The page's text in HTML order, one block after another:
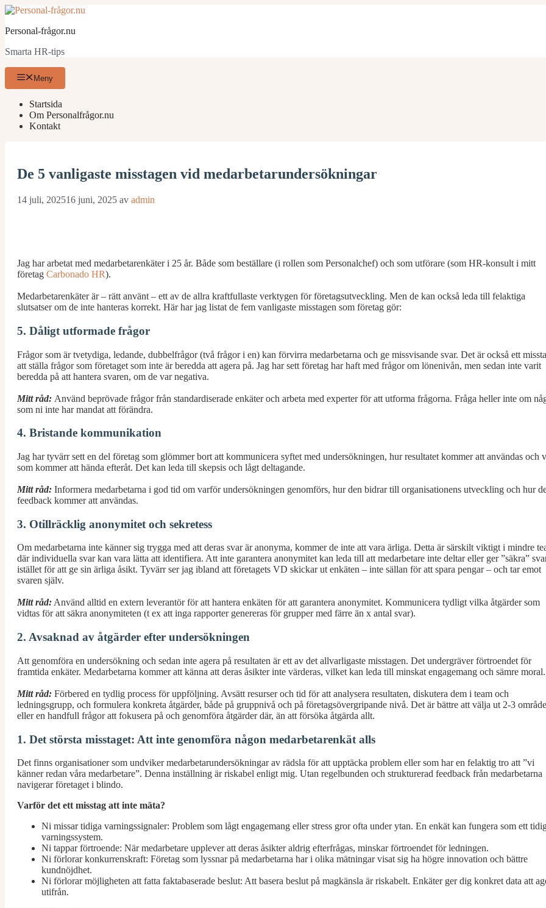
Hoppa
innehåll
Personal-frågor.nu
Smarta HR-tips
Meny
Startsida
Om Personalfrågor.nu
Kontakt
De 5 vanligaste misstagen vid medarbetarundersökningar
14 juli, 202516 juni, 2025 av admin
Jag har arbetat med medarbetarenkäter i 25 år. Både som beställare (i rollen som Personalchef) och som utförare (som HR-konsult i mitt
företag Carbonado HR).
Medarbetarenkäter är – rätt använt – ett av de allra kraftfullaste verktygen för företagsutveckling. Men de kan också leda till felaktiga
slutsatser om de inte hanteras korrekt. Här har jag listat de fem vanligaste misstagen som företag gör:
5. Dåligt utformade frågor
Frågor som är tvetydiga, ledande, dubbelfrågor (två frågor i en) kan förvirra medarbetarna och ge missvisande svar. Det är också ett
att ställa frågor som företaget som inte är beredda att agera på. Jag har sett företag har haft med frågor om lönenivån, men sedan inte varit
beredda på att hantera svaren, om de var negativa.
Mitt råd: Använd beprövade frågor från standardiserade enkäter och arbeta med experter för att utforma frågorna. Fråga heller inte om
som ni inte har mandat att förändra.
4. Bristande kommunikation
Jag har tyvärr sett en del företag som glömmer bort att kommunicera syftet med undersökningen, hur resultatet kommer att användas och
som kommer att hända efteråt. Det kan leda till skepsis och lågt deltagande.
Mitt råd: Informera medarbetarna i god tid om varför undersökningen genomförs, hur den bidrar till organisationens utveckling och hur
feedback kommer att användas.
3. Otillräcklig anonymitet och sekretess
Om medarbetarna inte känner sig trygga med att deras svar är anonyma, kommer de inte att vara ärliga. Detta är särskilt viktigt i mindre
där individuella svar kan vara lätta att identifiera. Att inte garantera anonymitet kan leda till att medarbetare inte deltar eller ger ”säkra”
istället för att ge sin ärliga åsikt. Tyvärr ser jag ibland att företagets VD skickar ut enkäten – inte sällan för att spara pengar – och tar emot
svaren själv.
Mitt råd:Använd alltid en extern leverantör för att hantera enkäten för att garantera anonymitet. Kommunicera tydligt vilka åtgärder som
vidtas för att säkra anonymiteten (t ex att inga rapporter genereras för grupper med färre än x antal svar).
2. Avsaknad av åtgärder efter undersökningen
Att genomföra en undersökning och sedan inte agera på resultaten är ett av det allvarligaste misstagen. Det undergräver förtroendet för
framtida enkäter. Medarbetarna kommer att känna att deras åsikter inte värderas, vilket kan leda till minskat engagemang och sämre moral.
Mitt råd: Förbered en tydlig process för uppföljning. Avsätt resurser och tid för att analysera resultaten, diskutera dem i team och
ledningsgrupp, och formulera konkreta åtgärder, både på gruppnivå och på företagsövergripande nivå. Det är bättre att välja ut 2-3
eller en handfull frågor att fokusera på och genomföra åtgärder där, än att försöka åtgärda allt.
1. Det största misstaget: Att inte genomföra någon medarbetarenkät alls
Det finns organisationer som undviker medarbetarundersökningar av rädsla för att upptäcka problem eller som har en felaktig tro att ”vi
känner redan våra medarbetare”. Denna inställning är riskabel enligt mig. Utan regelbunden och strukturerad feedback från medarbetarna
navigerar företaget i blindo.
Varför det ett misstag att inte mäta?
Ni missar tidiga varningssignaler: Problem som lågt engagemang eller stress gror ofta under ytan. En enkät kan fungera som ett
varningssystem.
Ni tappar förtroende: När medarbetare upplever att deras åsikter aldrig efterfrågas, minskar förtroendet för ledningen.
Ni förlorar konkurrenskraft: Företag som lyssnar på medarbetarna har i olika mätningar visat sig ha högre innovation och bättre
kundnöjdhet.
Ni förlorar möjligheten att fatta faktabaserade beslut: Att basera beslut på magkänsla är riskabelt. Enkäter ger dig konkret data att
utifrån.